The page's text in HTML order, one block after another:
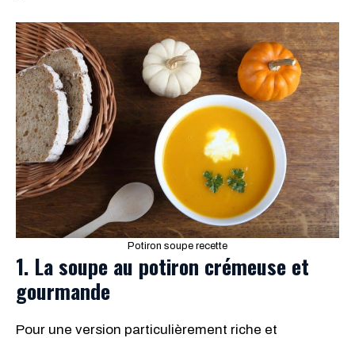
Potiron soupe recette
1. La soupe au potiron crémeuse et
gourmande
Pour une version particulièrement riche et